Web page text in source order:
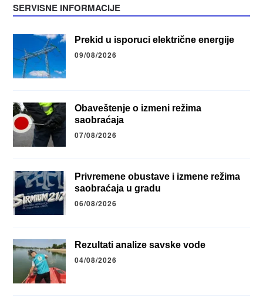
SERVISNE INFORMACIJE
Prekid u isporuci električne energije
09/08/2026
Obaveštenje o izmeni režima
saobraćaja
07/08/2026
Privremene obustave i izmene režima
saobraćaja u gradu
06/08/2026
Rezultati analize savske vode
04/08/2026